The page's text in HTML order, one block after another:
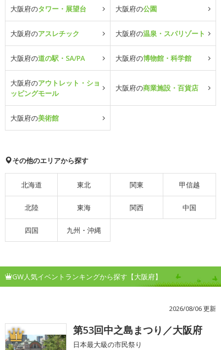
大阪府のタワー・展望台 大阪府の公園
大阪府のアスレチック 大阪府の温泉・スパリゾート
大阪府の道の駅・SA/PA 大阪府の博物館・科学館
大阪府のアウトレット・ショ
ッピングモール
大阪府の商業施設・百貨店
大阪府の美術館
その他のエリアから探す
北海道 東北 関東 甲信越
北陸 東海 関西 中国
四国 九州・沖縄
GW人気イベントランキングから探す【大阪府】
2026/08/06 更新
1 第53回中之島まつり／大阪府
日本最大級の市民祭り